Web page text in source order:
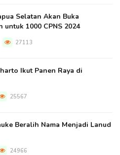
Selatan Akan Buka
untuk 1000 CPNS 2024
27113
Ikut Panen Raya di
25567
Beralih Nama Menjadi Lanud
24966